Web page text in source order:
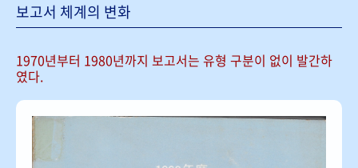
보고서 체계의 변화
1970년부터 1980년까지 보고서는 유형 구분이 없이 발간하
였다.